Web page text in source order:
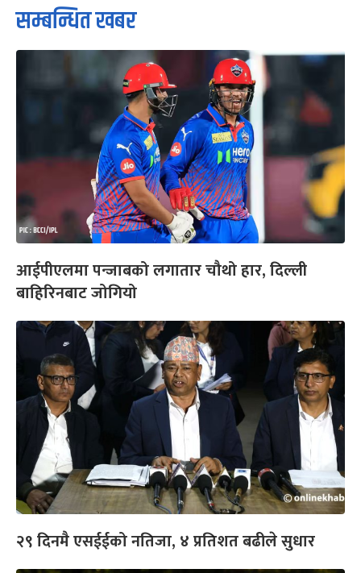
सम्बन्धित खबर
आईपीएलमा पन्जाबको लगातार चौथो हार, दिल्ली
बाहिरिनबाट जोगियो
२९ दिनमै एसईईको नतिजा, ४ प्रतिशत बढीले सुधार